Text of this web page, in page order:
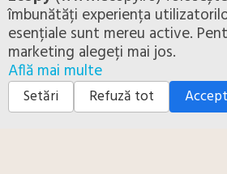
0753 542 222
îmbunătăți experiența
esențiale sunt mereu active.
marketing alegeți mai jos.
Află mai multe
Setări Refuză tot